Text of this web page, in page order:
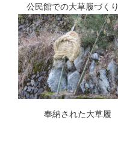
公民館での大草履づくり
奉納された大草履